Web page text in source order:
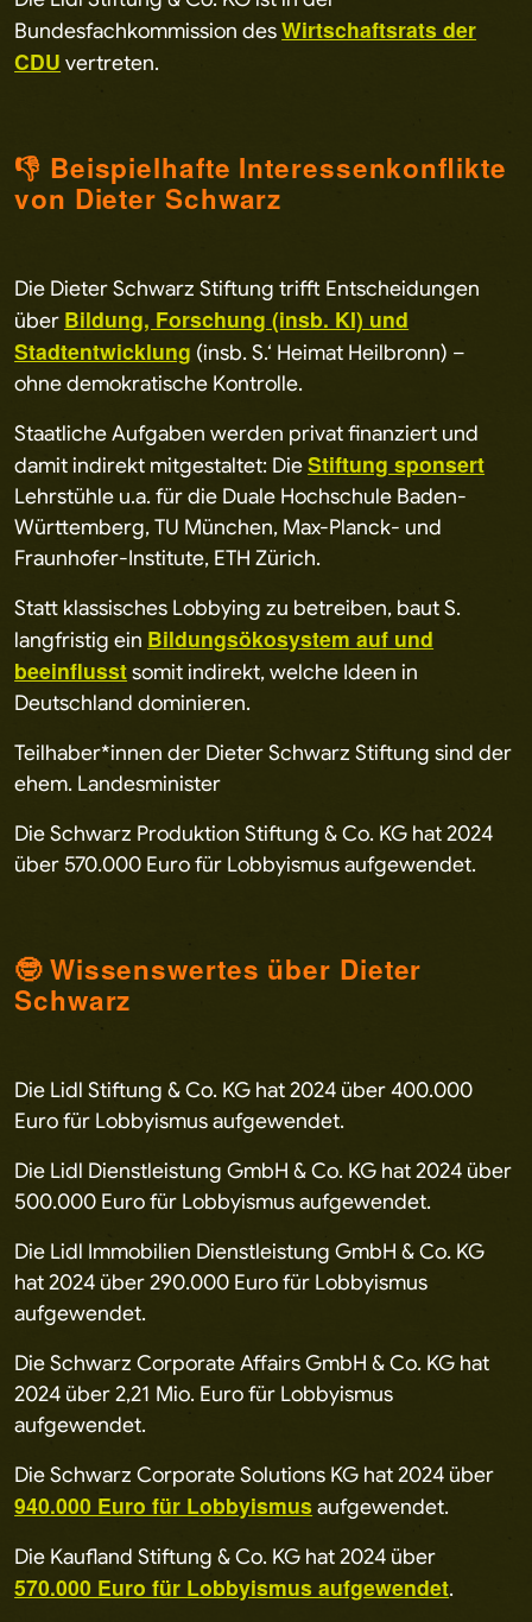
Bundesfachkommission desWirtschaftsrats der
CDU vertreten.
👎 Beispielhafte Interessenkonflikte
von Dieter Schwarz
Die Dieter Schwarz Stiftung trifft Entscheidungen
über Bildung, Forschung (insb. KI) und
Stadtentwicklung (insb. S.‘ Heimat Heilbronn) –
ohne demokratische Kontrolle.
Staatliche Aufgaben werden privat finanziert und
damit indirekt mitgestaltet: DieStiftung sponsert
Lehrstühle u.a. für die Duale Hochschule Baden-
Württemberg, TU München, Max-Planck- und
Fraunhofer-Institute, ETH Zürich.
Statt klassisches Lobbying zu betreiben, baut S.
langfristig ein Bildungsökosystem auf und
beeinflusstsomit indirekt, welche Ideen in
Deutschland dominieren.
Teilhaber*innen der Dieter Schwarz Stiftung sind der
ehem. Landesminister
Die Schwarz Produktion Stiftung & Co. KG hat 2024
über 570.000 Euro für Lobbyismus aufgewendet.
🤓 Wissenswertes über Dieter
Schwarz
Die Lidl Stiftung & Co. KG hat 2024 über 400.000
Euro für Lobbyismus aufgewendet.
Die Lidl Dienstleistung GmbH & Co. KG hat 2024 über
500.000 Euro für Lobbyismus aufgewendet.
Die Lidl Immobilien Dienstleistung GmbH & Co. KG
hat 2024 über 290.000 Euro für Lobbyismus
aufgewendet.
Die Schwarz Corporate Affairs GmbH & Co. KG hat
2024 über 2,21 Mio. Euro für Lobbyismus
aufgewendet.
Die Schwarz Corporate Solutions KG hat 2024 über
940.000 Euro für Lobbyismus aufgewendet.
Die Kaufland Stiftung & Co. KG hat 2024 über
570.000 Euro für Lobbyismus aufgewendet.